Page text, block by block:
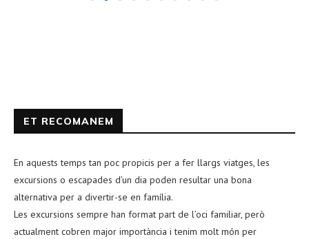
ET RECOMANEM
En aquests temps tan poc propicis per a fer llargs viatges, les
excursions o escapades d’un dia poden resultar una bona
alternativa per a divertir-se en família.
Les excursions sempre han format part de l’oci familiar, però
actualment cobren major importància i tenim molt món per